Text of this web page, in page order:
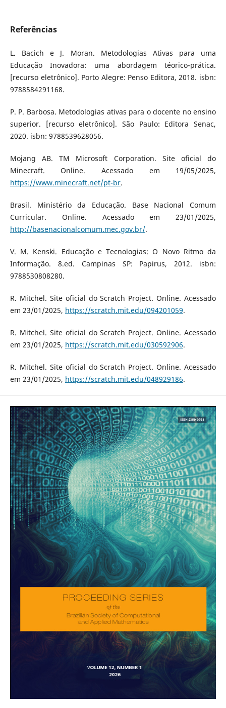
Referências
L. Bacich e J. Moran. Metodologias Ativas para uma
Educação Inovadora: uma abordagem téorico-prática.
[recurso eletrônico]. Porto Alegre: Penso Editora, 2018. isbn:
9788584291168.
P. P. Barbosa. Metodologias ativas para o docente no ensino
superior. [recurso eletrônico]. São Paulo: Editora Senac,
2020. isbn: 9788539628056.
Mojang AB. TM Microsoft Corporation. Site oficial do
Minecraft. Online. Acessado em 19/05/2025,
https://www.minecraft.net/pt-br.
Brasil. Ministério da Educação. Base Nacional Comum
Curricular. Online. Acessado em 23/01/2025,
http://basenacionalcomum.mec.gov.br/.
V. M. Kenski. Educação e Tecnologias: O Novo Ritmo da
Informação. 8.ed. Campinas SP: Papirus, 2012. isbn:
9788530808280.
R. Mitchel. Site oficial do Scratch Project. Online. Acessado
em 23/01/2025, https://scratch.mit.edu/094201059.
R. Mitchel. Site oficial do Scratch Project. Online. Acessado
em 23/01/2025, https://scratch.mit.edu/030592906.
R. Mitchel. Site oficial do Scratch Project. Online. Acessado
em 23/01/2025, https://scratch.mit.edu/048929186.